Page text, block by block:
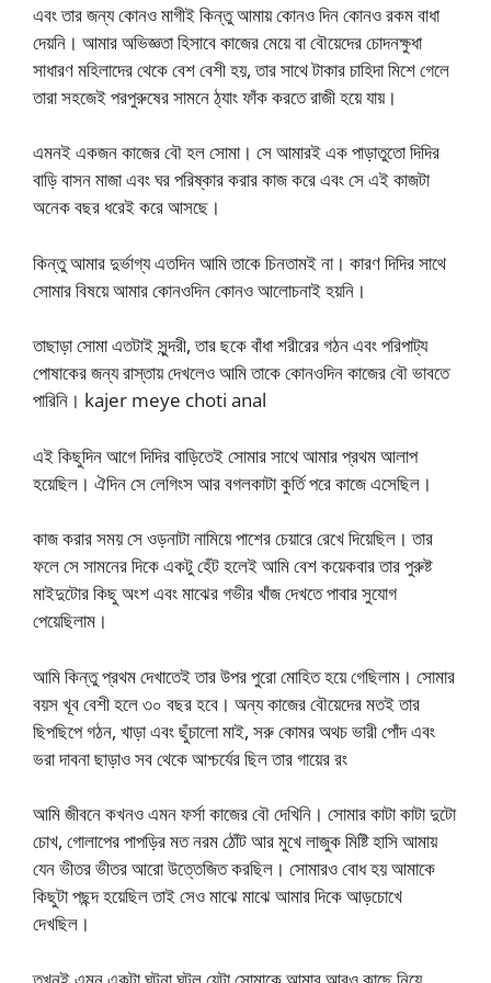
এবং তার জন্য কোনও মাগীই কিন্তু আমায় কোনও দিন কোনও রকম বাধা
দেয়নি। আমার অভিজ্ঞতা হিসাবে কাজের মেয়ে বা বৌয়েদের চোদনক্ষুধা
সাধারণ মহিলাদের থেকে বেশ বেশী হয়, তার সাথে টাকার চাহিদা মিশে গেলে
তারা সহজেই পরপুরুষের সামনে ঠ্যাং ফাঁক করতে রাজী হয়ে যায়।
এমনই একজন কাজের বৌ হল সোমা। সে আমারই এক পাড়াতুতো দিদির
বাড়ি বাসন মাজা এবং ঘর পরিষ্কার করার কাজ করে এবং সে এই কাজটা
অনেক বছর ধরেই করে আসছে।
কিন্তু আমার দুর্ভাগ্য এতদিন আমি তাকে চিনতামই না। কারণ দিদির সাথে
সোমার বিষয়ে আমার কোনওদিন কোনও আলোচনাই হয়নি।
তাছাড়া সোমা এতটাই সুন্দরী, তার ছকে বাঁধা শরীরের গঠন এবং পরিপাট্য
পোষাকের জন্য রাস্তায় দেখলেও আমি তাকে কোনওদিন কাজের বৌ ভাবতে
পারিনি। kajer meye choti anal
এই কিছুদিন আগে দিদির বাড়িতেই সোমার সাথে আমার প্রথম আলাপ
হয়েছিল। ঐদিন সে লেগিংস আর বগলকাটা কুর্তি পরে কাজে এসেছিল।
কাজ করার সময় সে ওড়নাটা নামিয়ে পাশের চেয়ারে রেখে দিয়েছিল। তার
ফলে সে সামনের দিকে একটু হেঁট হলেই আমি বেশ কয়েকবার তার পুরুষ্ট
মাইদুটোর কিছু অংশ এবং মাঝের গভীর খাঁজ দেখতে পাবার সুযোগ
পেয়েছিলাম।
আমি কিন্তু প্রথম দেখাতেই তার উপর পুরো মোহিত হয়ে গেছিলাম। সোমার
বয়স খূব বেশী হলে ৩০ বছর হবে। অন্য কাজের বৌয়েদের মতই তার
ছিপছিপে গঠন, খাড়া এবং ছুঁচালো মাই, সরু কোমর অথচ ভারী পোঁদ এবং
ভরা দাবনা ছাড়াও সব থেকে আশ্চর্যের ছিল তার গায়ের রং
আমি জীবনে কখনও এমন ফর্সা কাজের বৌ দেখিনি। সোমার কাটা কাটা দুটো
চোখ, গোলাপের পাপড়ির মত নরম ঠোঁট আর মুখে লাজুক মিষ্টি হাসি আমায়
যেন ভীতর ভীতর আরো উত্তেজিত করছিল। সোমারও বোধ হয় আমাকে
কিছুটা পছন্দ হয়েছিল তাই সেও মাঝে মাঝে আমার দিকে আড়চোখে
দেখছিল।